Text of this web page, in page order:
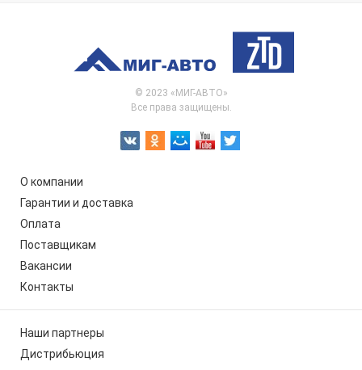
© 2023 «МИГ-АВТО»
Все права защищены.
О компании
Гарантии и доставка
Оплата
Поставщикам
Вакансии
Контакты
Наши партнеры
Дистрибьюция